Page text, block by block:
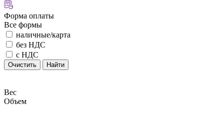
Форма оплаты
Все формы
наличные/карта
без НДС
с НДС
Очистить Найти
Вес
Объем